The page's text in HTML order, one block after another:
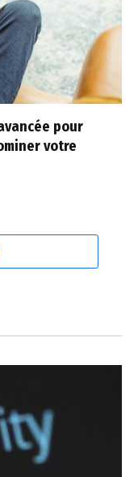
pour
votre